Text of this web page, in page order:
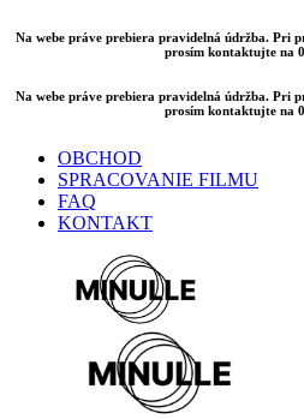
Na webe práve prebiera pravidelná údržba. Pri
prosím kontaktujte na
Na webe práve prebiera pravidelná údržba. Pri
prosím kontaktujte na
OBCHOD
SPRACOVANIE FILMU
FAQ
KONTAKT